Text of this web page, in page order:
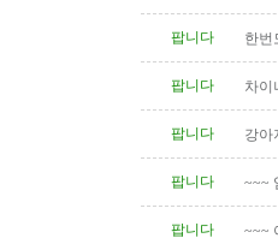
팝니다 한번
팝니다 차이
팝니다 강아
팝니다 ~~~
팝니다 ~~~